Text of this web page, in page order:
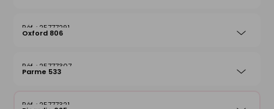
25777291
Oxford 806
25777307
Parme 533
25777321